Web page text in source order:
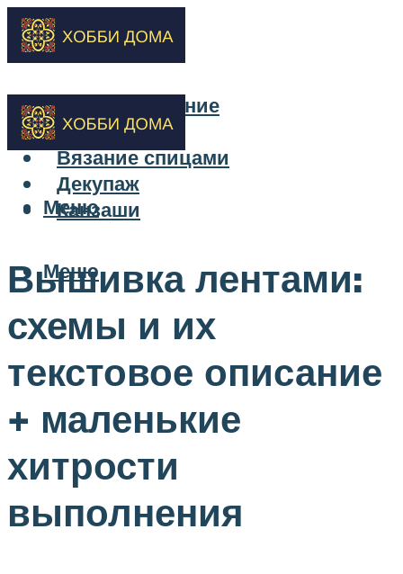
Бисероплетение
Вышивка
Вязание спицами
Декупаж
Канзаши
Меню
Меню
Вышивка лентами:
схемы и их
текстовое описание
+ маленькие
хитрости
выполнения